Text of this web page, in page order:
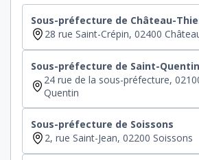
Sous-préfecture de Château-
28 rue Saint-Crépin, 02400
Sous-préfecture de Saint-Quentin
24 rue de la sous-préfecture,
Quentin
Sous-préfecture de Soissons
2, rue Saint-Jean, 02200 Soissons